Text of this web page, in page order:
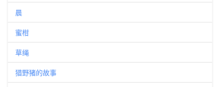
晨
蜜柑
草绳
猎野猪的故事